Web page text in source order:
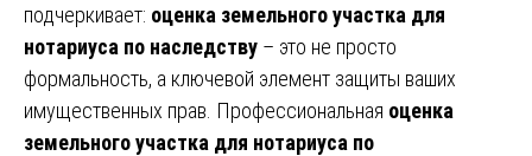
подчеркивает: оценка земельного участка для
нотариуса по наследству – это не просто
формальность, а ключевой элемент защиты ваших
имущественных прав. Профессиональная оценка
земельного участка для нотариуса по